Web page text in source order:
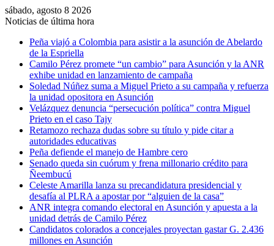
sábado, agosto 8 2026
Noticias de última hora
Peña viajó a Colombia para asistir a la asunción de Abelardo
de la Espriella
Camilo Pérez promete “un cambio” para Asunción y la ANR
exhibe unidad en lanzamiento de campaña
Soledad Núñez suma a Miguel Prieto a su campaña y refuerza
la unidad opositora en Asunción
Velázquez denuncia “persecución política” contra Miguel
Prieto en el caso Tajy
Retamozo rechaza dudas sobre su título y pide citar a
autoridades educativas
Peña defiende el manejo de Hambre cero
Senado queda sin cuórum y frena millonario crédito para
Ñeembucú
Celeste Amarilla lanza su precandidatura presidencial y
desafía al PLRA a apostar por “alguien de la casa”
ANR integra comando electoral en Asunción y apuesta a la
unidad detrás de Camilo Pérez
Candidatos colorados a concejales proyectan gastar G. 2.436
millones en Asunción